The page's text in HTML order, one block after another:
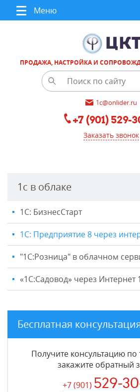
Меню
ПРОДАЖА, НАСТРОЙКА И
1c@onlider.ru
+7 (901) 529-
Заказать звонок
1с в облаке
1С: БизнесСтарт
1С: Предприятие 8 через
"1C:Розница" в облачном
«1С:Садовод» через
Бесплатная
Получите консультацию по
закажите обратный
+7 (901) 529-